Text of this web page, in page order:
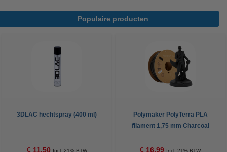
Populaire producten
3DLAC hechtspray (400 ml)
€ 11,50 Incl. 21% BTW
Polymaker PolyTerra PLA
filament 1,75 mm Charcoal
€ 16,99 Incl. 21% BTW